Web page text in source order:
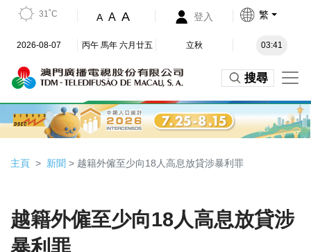
31˚C A A A 登入 繁
2026-08-07 丙午 馬年 六月廿五 立秋 03:41
搜尋
主頁 新聞 > 越籍外僱至少向18人高息放貸涉暴利罪
越籍外僱至少向18人高息放貸涉
暴利罪